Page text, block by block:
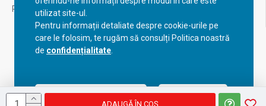
utilizat site-ul.
Pentru informații detaliate despre cookie-urile pe
care le folosim, te rugăm să consulți Politica noastră
de confidențialitate
Acceptă setările curente Configurează
ADAUGĂ ÎN COŞ
Returnare produs